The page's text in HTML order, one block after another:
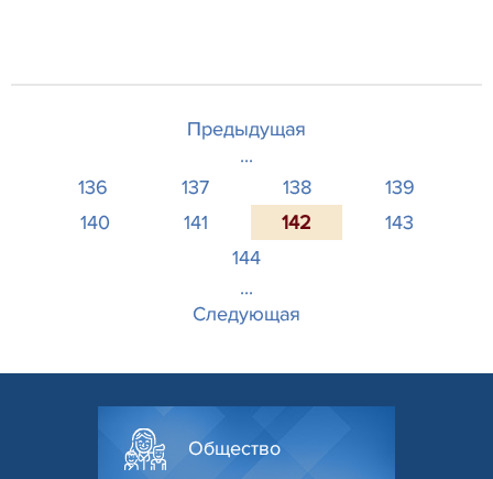
Предыдущая
...
136
137 138
139
140
141 142
143
144
...
Следующая
Общество